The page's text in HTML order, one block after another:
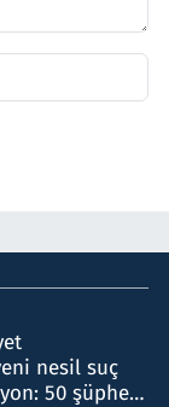
nesil suç
50 şüpheli